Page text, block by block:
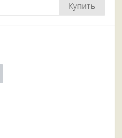
Купить